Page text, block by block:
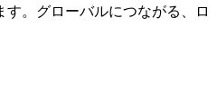
。グローバルにつながる、ロ